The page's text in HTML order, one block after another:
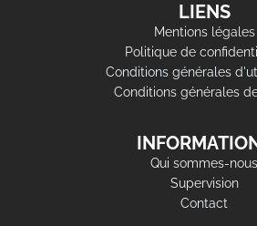
LIENS
Mentions légales
Politique de
Conditions générales
Conditions générales
Qui sommes-nous
Supervision
Contact